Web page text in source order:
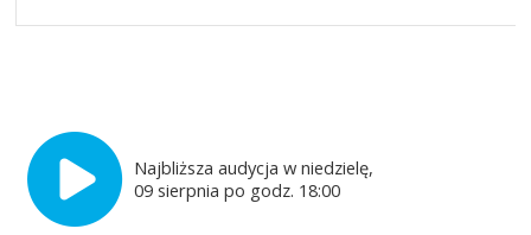
Najbliższa audycja w niedzielę,
09 sierpnia po godz. 18:00